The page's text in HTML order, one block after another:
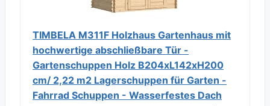
TIMBELA M311F Holzhaus Gartenhaus mit
hochwertige abschließbare Tür -
Gartenschuppen Holz B204xL142xH200
cm/ 2,22 m2 Lagerschuppen für Garten -
Fahrrad Schuppen - Wasserfestes Dach